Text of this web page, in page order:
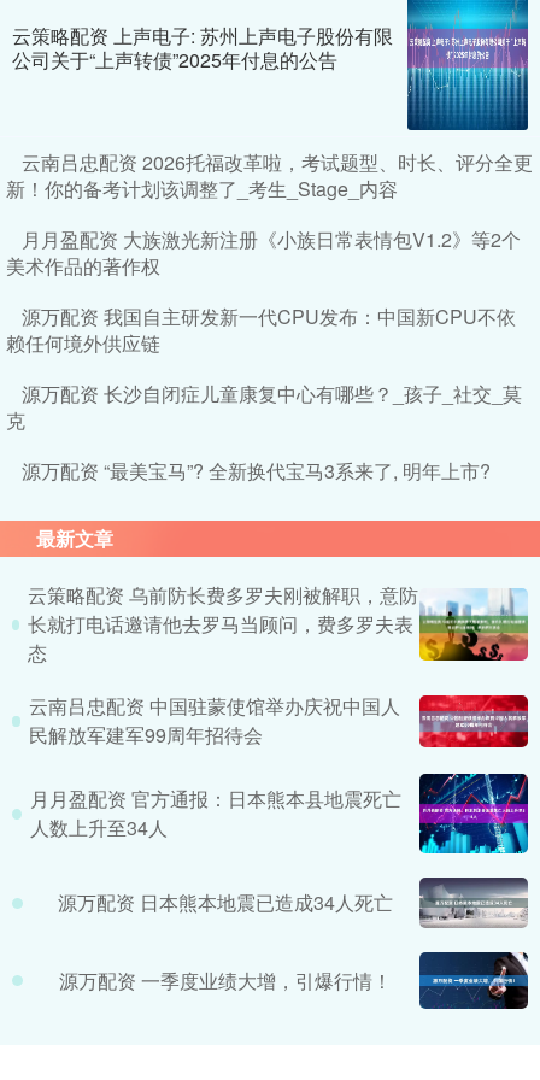
云策略配资 上声电子: 苏州上声电子股份有限
公司关于“上声转债”2025年付息的公告
云南吕忠配资 2026托福改革啦，考试题型、时长、评分全更
新！你的备考计划该调整了_考生_Stage_内容
月月盈配资 大族激光新注册《小族日常表情包V1.2》等2个
美术作品的著作权
源万配资 我国自主研发新一代CPU发布：中国新CPU不依
赖任何境外供应链
源万配资 长沙自闭症儿童康复中心有哪些？_孩子_社交_莫
克
源万配资 “最美宝马”? 全新换代宝马3系来了, 明年上市?
最新文章
云策略配资 乌前防长费多罗夫刚被解职，意防
长就打电话邀请他去罗马当顾问，费多罗夫表
态
云南吕忠配资 中国驻蒙使馆举办庆祝中国人
民解放军建军99周年招待会
月月盈配资 官方通报：日本熊本县地震死亡
人数上升至34人
源万配资 日本熊本地震已造成34人死亡
源万配资 一季度业绩大增，引爆行情！